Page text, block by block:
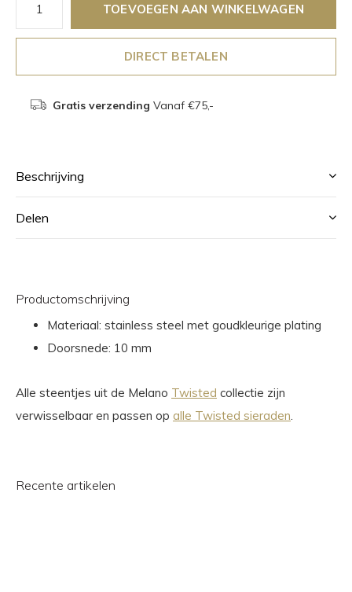
TOEVOEGEN AAN WINKELWAGEN
DIRECT BETALEN
Gratis verzending Vanaf €75,-
Beschrijving
Delen
Productomschrijving
Materiaal: stainless steel met goudkleurige plating
Doorsnede: 10 mm
Alle steentjes uit de Melano Twisted collectie zijn
verwisselbaar en passen op alle Twisted sieraden
Recente artikelen